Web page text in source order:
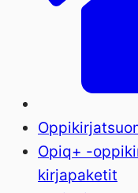
Oppikirjat
Opiq+ -
kirjapaketit